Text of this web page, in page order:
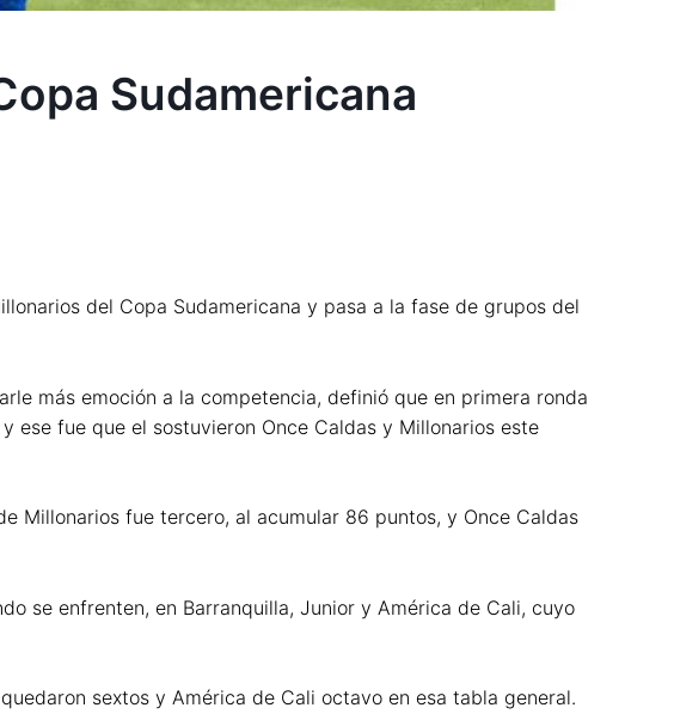
Sudamericana
del Copa Sudamericana y pasa a la fase de grupos del
más emoción a la competencia, definió que en primera ronda
ese fue que el sostuvieron Once Caldas y Millonarios este
Millonarios fue tercero, al acumular 86 puntos, y Once Caldas
se enfrenten, en Barranquilla, Junior y América de Cali, cuyo
sextos y América de Cali octavo en esa tabla general.